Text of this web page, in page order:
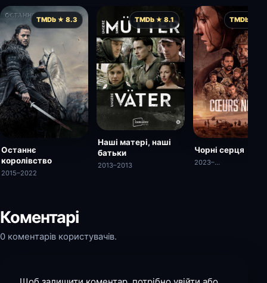
TMDb ★ 8.3
Останнє
королівство
2015–2022
TMDb ★ 8.1
Наші матері, наші
батьки
2013–2013
TMDb ★
Чорні серця
2023–…
Коментарі
0 коментарів користувачів.